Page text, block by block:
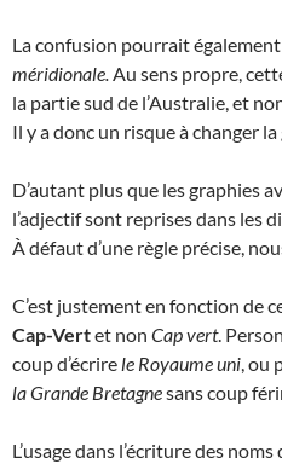
La confusion pourrait
méridionale.Au sens propre,
la partie sud de l’Australie, et
Il y a donc un risque à changer
D’autant plus que les graphies
l’adjectif sont reprises dans les
À défaut d’une règle précise,
C’est justement en fonction de
Cap-Vertet non Cap vert.
coup d’écrire le Royaume uni, ou
la Grande Bretagnesans coup
L’usage dans l’écriture des